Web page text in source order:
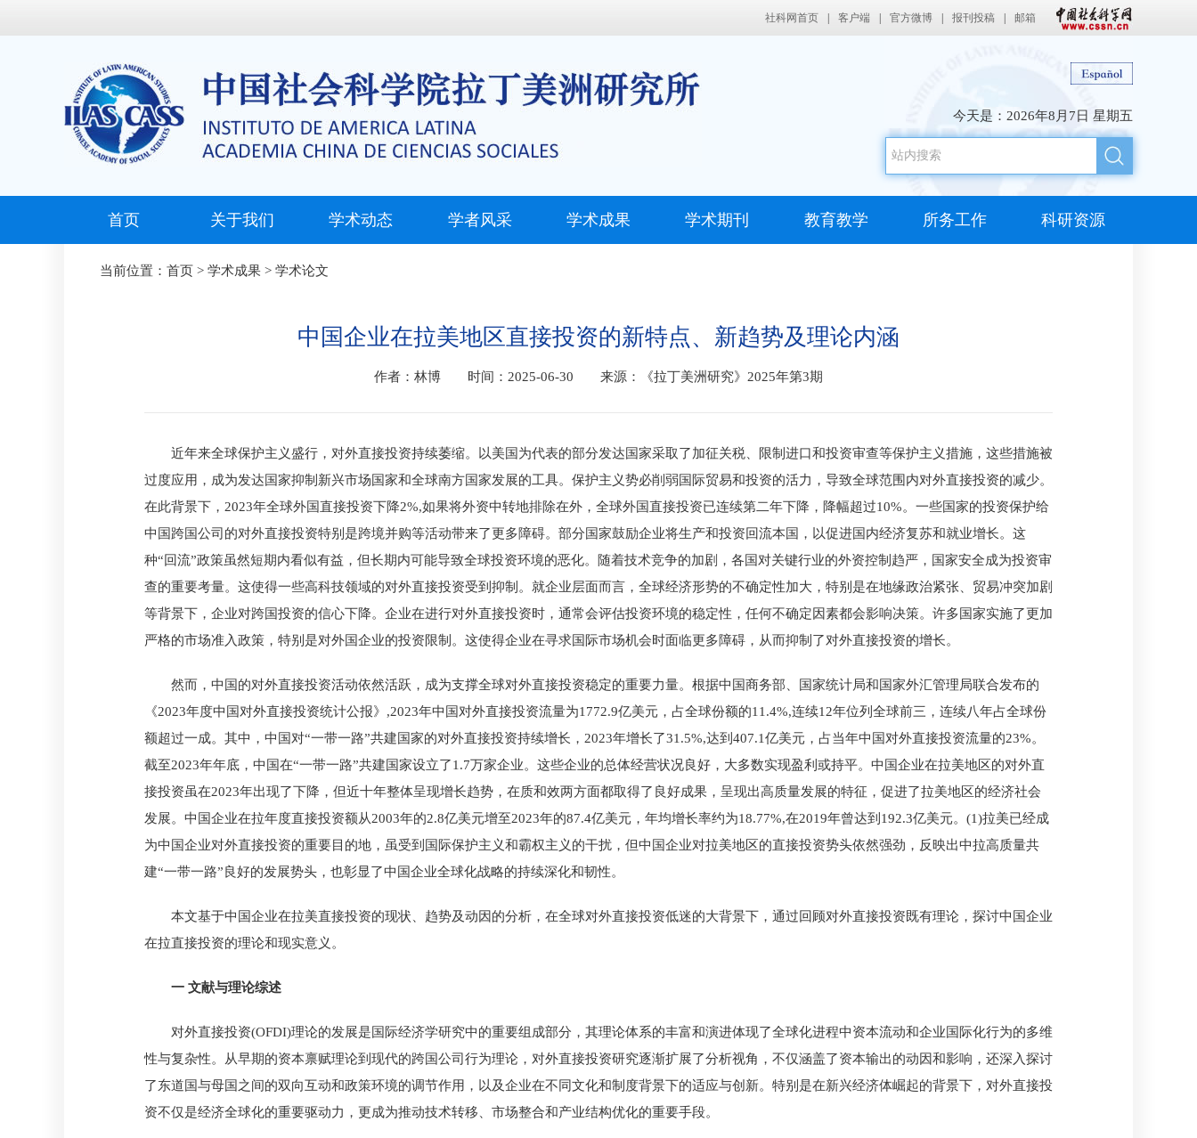
社科网首页 客户端 官方微博 报刊投稿 邮箱
今天是： 2026年8月7日 星期五
首页 关于我们 学术动态 学者风采 学术成果 学术期刊 教育教学 所务工作 科研资源
当前位置： 首页 > 学术成果 > 学术论文
中国企业在拉美地区直接投资的新特点、新趋势及理论内涵
作者：林博 时间：2025-06-30 来源：《拉丁美洲研究》2025年第3期
近年来全球保护主义盛行，对外直接投资持续萎缩。以美国为代表的部分发达国家采取了加征关税、限制进口和投资审查等保护主义措施，这些措施被
过度应用，成为发达国家抑制新兴市场国家和全球南方国家发展的工具。保护主义势必削弱国际贸易和投资的活力，导致全球范围内对外直接投资的减少。
在此背景下，2023年全球外国直接投资下降2%,如果将外资中转地排除在外，全球外国直接投资已连续第二年下降，降幅超过10%。一些国家的投资保护给
中国跨国公司的对外直接投资特别是跨境并购等活动带来了更多障碍。部分国家鼓励企业将生产和投资回流本国，以促进国内经济复苏和就业增长。这
种“回流”政策虽然短期内看似有益，但长期内可能导致全球投资环境的恶化。随着技术竞争的加剧，各国对关键行业的外资控制趋严，国家安全成为投资审
查的重要考量。这使得一些高科技领域的对外直接投资受到抑制。就企业层面而言，全球经济形势的不确定性加大，特别是在地缘政治紧张、贸易冲突加剧
等背景下，企业对跨国投资的信心下降。企业在进行对外直接投资时，通常会评估投资环境的稳定性，任何不确定因素都会影响决策。许多国家实施了更加
严格的市场准入政策，特别是对外国企业的投资限制。这使得企业在寻求国际市场机会时面临更多障碍，从而抑制了对外直接投资的增长。
然而，中国的对外直接投资活动依然活跃，成为支撑全球对外直接投资稳定的重要力量。根据中国商务部、国家统计局和国家外汇管理局联合发布的
《2023年度中国对外直接投资统计公报》,2023年中国对外直接投资流量为1772.9亿美元，占全球份额的11.4%,连续12年位列全球前三，连续八年占全球份
额超过一成。其中，中国对“一带一路”共建国家的对外直接投资持续增长，2023年增长了31.5%,达到407.1亿美元，占当年中国对外直接投资流量的23%。
截至2023年年底，中国在“一带一路”共建国家设立了1.7万家企业。这些企业的总体经营状况良好，大多数实现盈利或持平。中国企业在拉美地区的对外直
接投资虽在2023年出现了下降，但近十年整体呈现增长趋势，在质和效两方面都取得了良好成果，呈现出高质量发展的特征，促进了拉美地区的经济社会
发展。中国企业在拉年度直接投资额从2003年的2.8亿美元增至2023年的87.4亿美元，年均增长率约为18.77%,在2019年曾达到192.3亿美元。(1)拉美已经成
为中国企业对外直接投资的重要目的地，虽受到国际保护主义和霸权主义的干扰，但中国企业对拉美地区的直接投资势头依然强劲，反映出中拉高质量共
建“一带一路”良好的发展势头，也彰显了中国企业全球化战略的持续深化和韧性。
本文基于中国企业在拉美直接投资的现状、趋势及动因的分析，在全球对外直接投资低迷的大背景下，通过回顾对外直接投资既有理论，探讨中国企业
在拉直接投资的理论和现实意义。
一 文献与理论综述
对外直接投资(OFDI)理论的发展是国际经济学研究中的重要组成部分，其理论体系的丰富和演进体现了全球化进程中资本流动和企业国际化行为的多维
性与复杂性。从早期的资本禀赋理论到现代的跨国公司行为理论，对外直接投资研究逐渐扩展了分析视角，不仅涵盖了资本输出的动因和影响，还深入探讨
了东道国与母国之间的双向互动和政策环境的调节作用，以及企业在不同文化和制度背景下的适应与创新。特别是在新兴经济体崛起的背景下，对外直接投
资不仅是经济全球化的重要驱动力，更成为推动技术转移、市场整合和产业结构优化的重要手段。